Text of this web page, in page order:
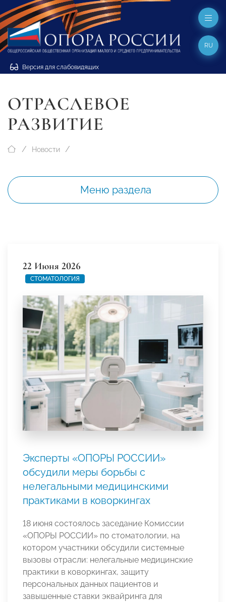
Версия для слабовидящих
RU
ОТРАСЛЕВОЕ
РАЗВИТИЕ
Новости
Меню раздела
22 Июня 2026
СТОМАТОЛОГИЯ
Эксперты «ОПОРЫ РОССИИ»
обсудили меры борьбы с
нелегальными медицинскими
практиками в коворкингах
18 июня состоялось заседание Комиссии
«ОПОРЫ РОССИИ» по стоматологии, на
котором участники обсудили системные
вызовы отрасли: нелегальные медицинские
практики в коворкингах, защиту
персональных данных пациентов и
завышенные ставки эквайринга для